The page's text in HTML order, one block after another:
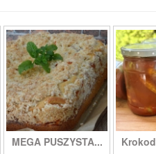
MEGA PUSZYSTA...